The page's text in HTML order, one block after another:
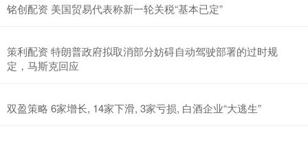
铭创配资 美国贸易代表称新一轮关税“基本已定”
策利配资 特朗普政府拟取消部分妨碍自动驾驶部署的过时规
定，马斯克回应
双盈策略 6家增长, 14家下滑, 3家亏损, 白酒企业“大逃生”